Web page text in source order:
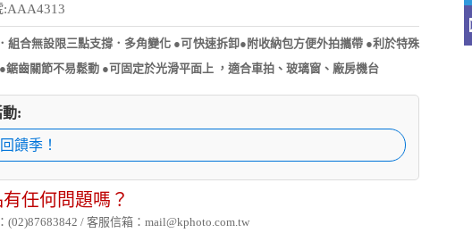
:AAA4313
組合無設限三點支撐．多角變化 ●可快速拆卸●附收納包方便外拍攜帶 ●利於特殊
鋸齒關節不易鬆動 ●可固定於光滑平面上 ，適合車拍、玻璃窗、廠房機台
動:
饋季！
任何問題嗎？
(02)87683842 / 客服信箱：mail@kphoto.com.tw